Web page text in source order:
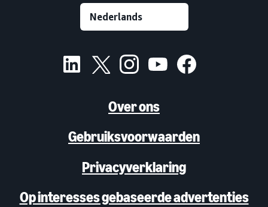
Over ons
Gebruiksvoorwaarden
Privacyverklaring
Op interesses gebaseerde advertenties